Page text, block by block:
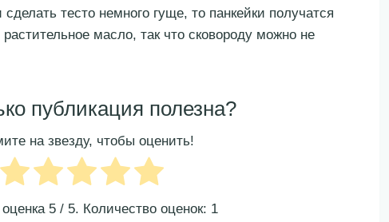
тесто немного гуще, то панкейки получатся
масло, так что сковороду можно не
публикация полезна?
на звезду, чтобы оценить!
5 / 5. Количество оценок: 1